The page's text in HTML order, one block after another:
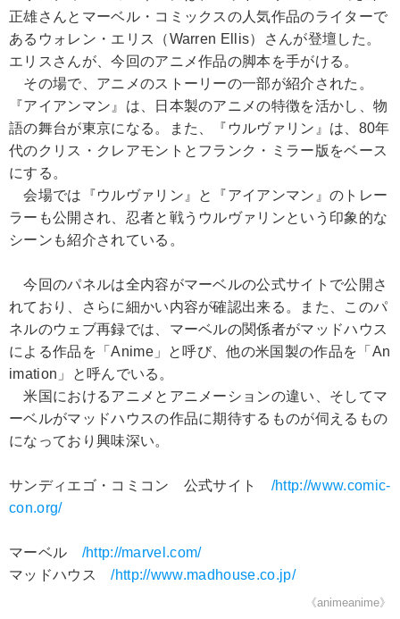
正雄さんとマーベル・コミックスの人気作品のライターで
あるウォレン・エリス（Warren Ellis）さんが登壇した。
エリスさんが、今回のアニメ作品の脚本を手がける。
その場で、アニメのストーリーの一部が紹介された。
『アイアンマン』は、日本製のアニメの特徴を活かし、物
語の舞台が東京になる。また、『ウルヴァリン』は、80年
代のクリス・クレアモントとフランク・ミラー版をベース
にする。
会場では『ウルヴァリン』と『アイアンマン』のトレー
ラーも公開され、忍者と戦うウルヴァリンという印象的な
シーンも紹介されている。
今回のパネルは全内容がマーベルの公式サイトで公開さ
れており、さらに細かい内容が確認出来る。また、このパ
ネルのウェブ再録では、マーベルの関係者がマッドハウス
による作品を「Anime」と呼び、他の米国製の作品を「An
imation」と呼んでいる。
米国におけるアニメとアニメーションの違い、そしてマ
ーベルがマッドハウスの作品に期待するものが伺えるもの
になっており興味深い。
サンディエゴ・コミコン 公式サイト /http://www.comic-
con.org/
マーベル /http://marvel.com/
マッドハウス/http://www.madhouse.co.jp/
《animeanime》